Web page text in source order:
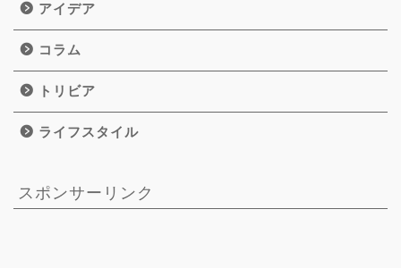
アイデア
コラム
トリビア
ライフスタイル
スポンサーリンク